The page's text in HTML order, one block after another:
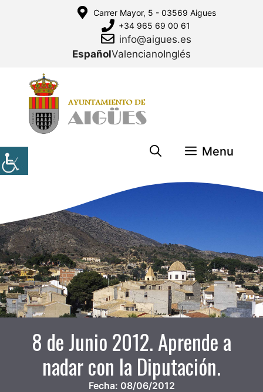
Carrer Mayor, 5 - 03569 Aigues
+34 965 69 00 61
info@aigues.es
EspañolValencianoInglés
Menu
8 de Junio 2012. Aprende a
nadar con la Diputación.
Fecha: 08/06/2012